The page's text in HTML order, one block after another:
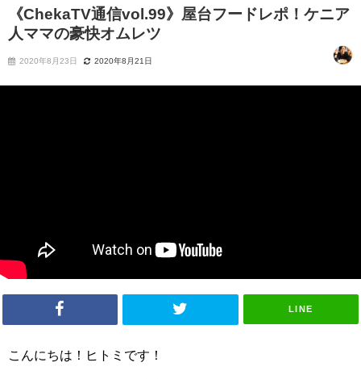
《ChekaTV通信vol.99》屋台フードレポ！ケニア
人ママの豪快オムレツ
2020年8月23日 2020年8月21日
LINE
こんにちは！ヒトミです！